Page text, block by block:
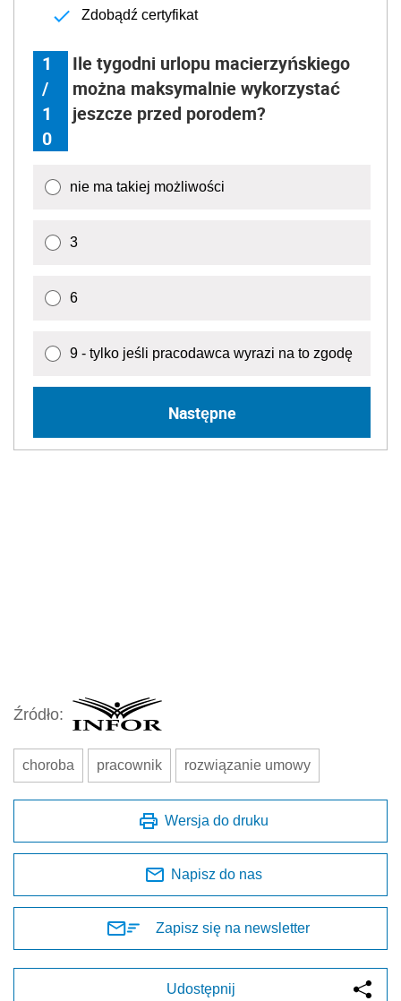
Zdobądź certyfikat
1
/
1
0
Ile tygodni urlopu macierzyńskiego
można maksymalnie wykorzystać
jeszcze przed porodem?
nie ma takiej możliwości
3
6
9 - tylko jeśli pracodawca wyrazi na to zgodę
Następne
Źródło:
choroba pracownik rozwiązanie umowy
Wersja do druku
Napisz do nas
Zapisz się na newsletter
Udostępnij